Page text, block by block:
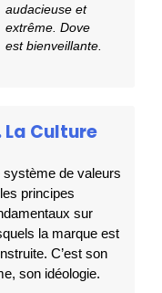
audacieuse et
extrême. Dove
est bienveillante.
La Culture
système de valeurs
principes
sur
la marque est
C’est son
son idéologie.